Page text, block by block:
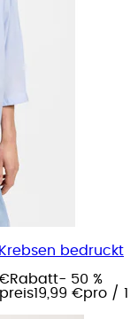
bedruckt
Rabatt- 50 %
19,99 €pro / 1